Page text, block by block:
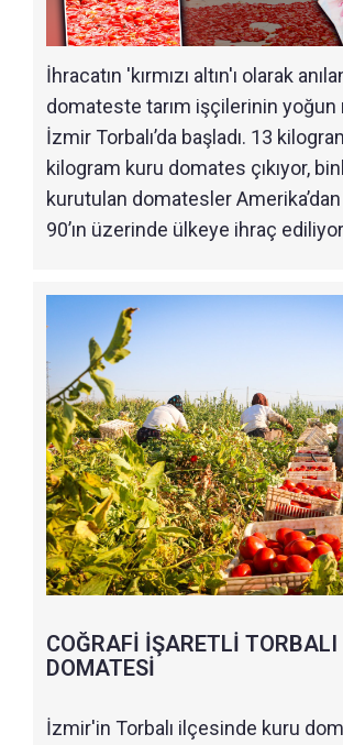
İhracatın 'kırmızı altın'ı olarak
domateste tarım işçilerinin yoğun
İzmir Torbalı’da başladı. 13
kilogram kuru domates çıkıyor,
kurutulan domatesler Amerika’dan
90’ın üzerinde ülkeye ihraç
COĞRAFİ İŞARETLİ TORBALI
DOMATESİ
İzmir'in Torbalı ilçesinde kuru